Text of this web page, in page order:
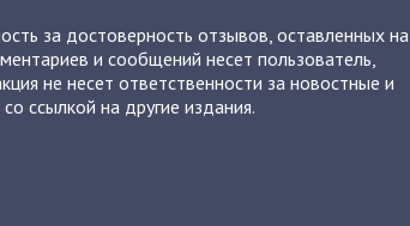
за достоверность отзывов, оставленных на
и сообщений несет пользователь,
не несет ответственности за новостные и
ссылкой на другие издания.